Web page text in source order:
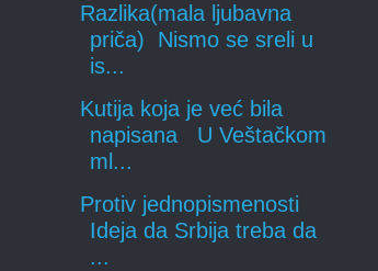
Razlika(mala ljubavna
priča) Nismo se sreli u
is...
Kutija koja je već bila
napisana U Veštačkom
ml...
Protiv jednopismenosti
Ideja da Srbija treba da
...